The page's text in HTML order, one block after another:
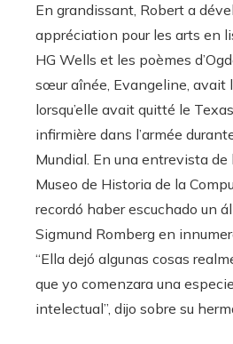
En grandissant, Robert a
appréciation pour les arts en
HG Wells et les poèmes
sœur aînée, Evangeline, avait
lorsqu’elle avait quitté le
infirmière dans l’armée
Mundial. En una entrevista
Museo de Historia de la
recordó haber escuchado un
Sigmund Romberg en
“Ella dejó algunas cosas
que yo comenzara una
intelectual”, dijo sobre su